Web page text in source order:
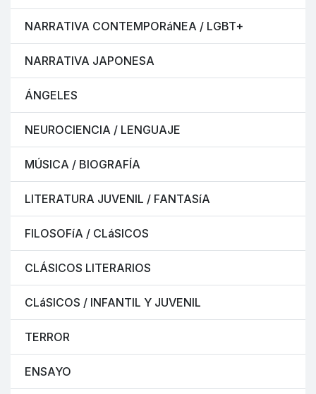
NARRATIVA CONTEMPORáNEA / LGBT+
NARRATIVA JAPONESA
ÁNGELES
NEUROCIENCIA / LENGUAJE
MÚSICA / BIOGRAFÍA
LITERATURA JUVENIL / FANTASíA
FILOSOFíA / CLáSICOS
CLÁSICOS LITERARIOS
CLáSICOS / INFANTIL Y JUVENIL
TERROR
ENSAYO